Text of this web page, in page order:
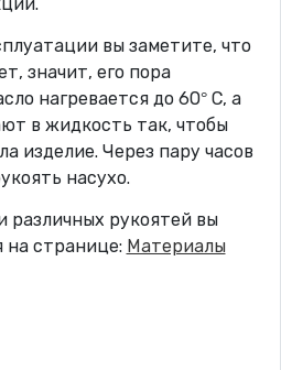
вы заметите, что
значит, его пора
нагревается до 60° C, а
в жидкость так, чтобы
изделие. Через пару часов
насухо.
различных рукоятей вы
на странице: Материалы